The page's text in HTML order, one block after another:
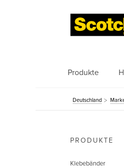
Produkte
Deutschland
PRODUKTE
Klebebänder